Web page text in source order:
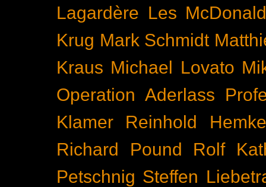
Lagardère Les
Krug Mark Schmidt
Kraus Michael Lovato
Operation Aderlass
Klamer
Reinhold
Richard Pound
Rolf
Petschnig Steffen